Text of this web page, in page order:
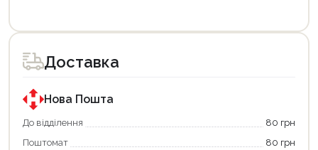
товар
для
покупки
державною
програмою
єКнига.
Використовуйте
карту
товар
для
покупки
державною
програмою
«Національний
кешбек».
покупку
Доставка
Нова Пошта
До відділення
80 грн
Поштомат
80 грн